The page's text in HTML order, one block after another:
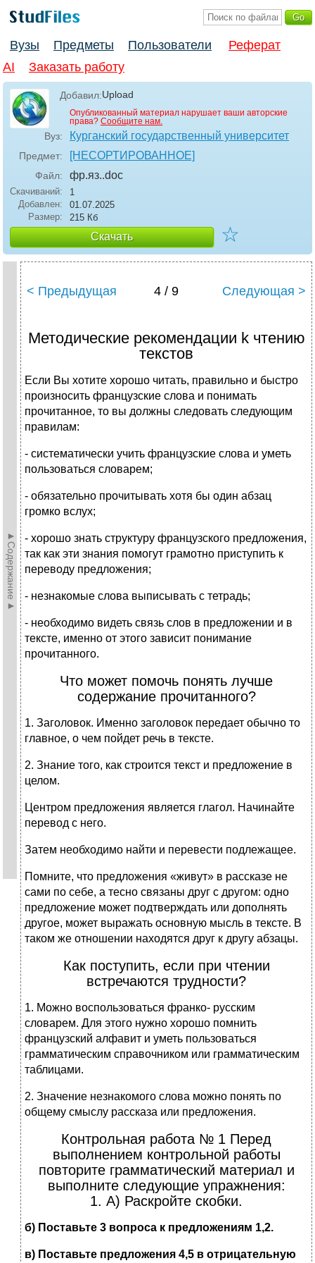
Вузы Предметы Пользователи
Реферат
AI
Заказать работу
Добавил:Upload
Опубликованный материал нарушает ваши авторские
права? Сообщите нам.
Вуз: Курганский государственный университет
Предмет: [НЕСОРТИРОВАННОЕ]
Файл: фр.яз..doc
Скачиваний:
1
Добавлен:
01.07.2025
Размер:
215 Кб
Скачать ☆
►Содержание►
< Предыдущая 4 / 9 Следующая >
Методические рекомендации k чтению
текстов
Если Вы хотите хорошо читать, правильно и быстро
произносить французские слова и понимать
прочитанное, то вы должны следовать следующим
правилам:
- систематически учить французские слова и уметь
пользоваться словарем;
- обязательно прочитывать хотя бы один абзац
громко вслух;
- хорошо знать структуру французского предложения,
так как эти знания помогут грамотно приступить к
переводу предложения;
- незнакомые слова выписывать с тетрадь;
- необходимо видеть связь слов в предложении и в
тексте, именно от этого зависит понимание
прочитанного.
Что может помочь понять лучше
содержание прочитанного?
1. Заголовок. Именно заголовок передает обычно то
главное, о чем пойдет речь в тексте.
2. Знание того, как строится текст и предложение в
целом.
Центром предложения является глагол. Начинайте
перевод с него.
Затем необходимо найти и перевести подлежащее.
Помните, что предложения «живут» в рассказе не
сами по себе, а тесно связаны друг с другом: одно
предложение может подтверждать или дополнять
другое, может выражать основную мысль в тексте. В
таком же отношении находятся друг к другу абзацы.
Как поступить, если при чтении
встречаются трудности?
1. Можно воспользоваться франко- русским
словарем. Для этого нужно хорошо помнить
французский алфавит и уметь пользоваться
грамматическим справочником или грамматическим
таблицами.
2. Значение незнакомого слова можно понять по
общему смыслу рассказа или предложения.
Контрольная работа № 1 Перед
выполнением контрольной работы
повторите грамматический материал и
выполните следующие упражнения:
1. А) Раскройте скобки.
б) Поставьте 3 вопроса к предложениям 1,2.
в) Поставьте предложения 4,5 в отрицательную